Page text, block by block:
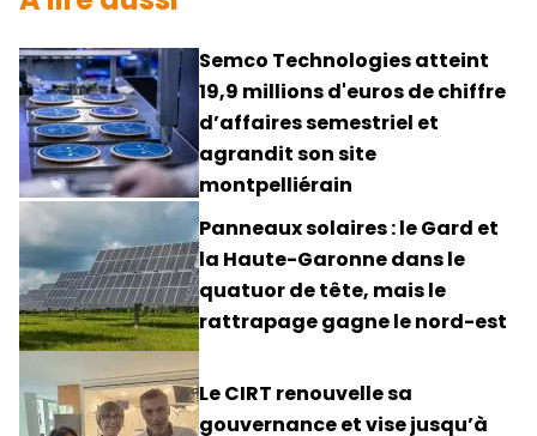
Semco Technologies atteint
19,9 millions d'euros de chiffre
d’affaires semestriel et
agrandit son site
montpelliérain
Panneaux solaires : le Gard et
la Haute-Garonne dans le
quatuor de tête, mais le
rattrapage gagne le nord-est
Le CIRT renouvelle sa
gouvernance et vise jusqu’à